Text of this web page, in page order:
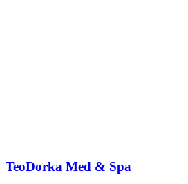
TeoDorka Med & Spa